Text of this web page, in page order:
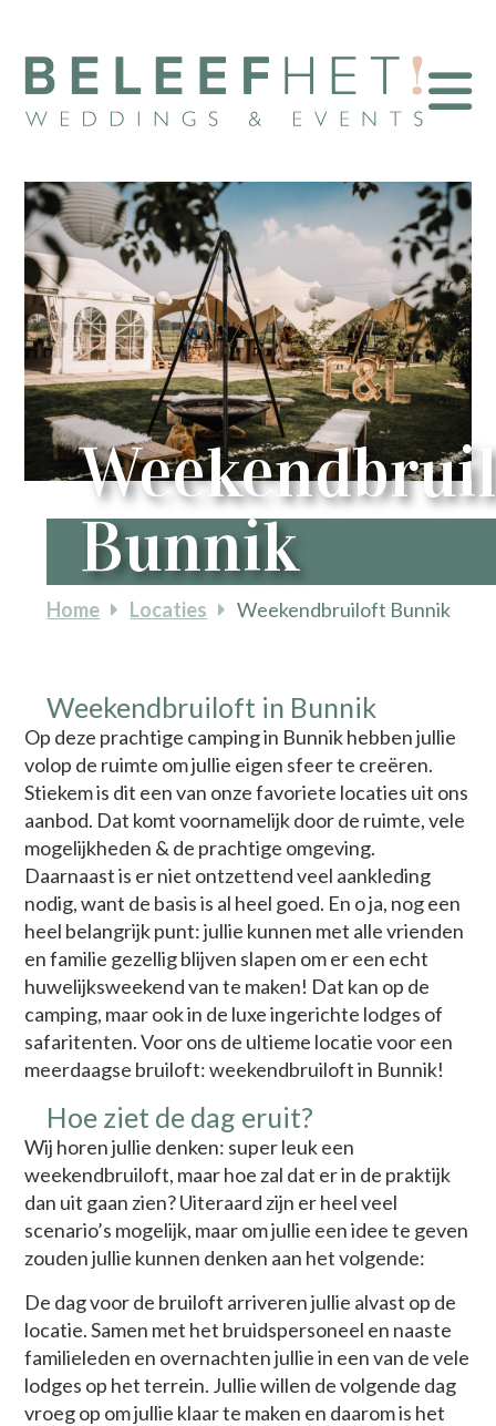
Bunnik
Home Locaties Weekendbruiloft Bunnik
Weekendbruiloft in Bunnik
Op deze prachtige camping in Bunnik hebben jullie
volop de ruimte om jullie eigen sfeer te creëren.
Stiekem is dit een van onze favoriete locaties uit ons
aanbod. Dat komt voornamelijk door de ruimte, vele
mogelijkheden & de prachtige omgeving.
Daarnaast is er niet ontzettend veel aankleding
nodig, want de basis is al heel goed. En o ja, nog een
heel belangrijk punt: jullie kunnen met alle vrienden
en familie gezellig blijven slapen om er een echt
huwelijksweekend van te maken! Dat kan op de
camping, maar ook in de luxe ingerichte lodges of
safaritenten. Voor ons de ultieme locatie voor een
meerdaagse bruiloft: weekendbruiloft in Bunnik!
Hoe ziet de dag eruit?
Wij horen jullie denken: super leuk een
weekendbruiloft, maar hoe zal dat er in de praktijk
dan uit gaan zien? Uiteraard zijn er heel veel
scenario’s mogelijk, maar om jullie een idee te geven
zouden jullie kunnen denken aan het volgende:
De dag voor de bruiloft arriveren jullie alvast op de
locatie. Samen met het bruidspersoneel en naaste
familieleden en overnachten jullie in een van de vele
lodges op het terrein. Jullie willen de volgende dag
vroeg op om jullie klaar te maken en daarom is het